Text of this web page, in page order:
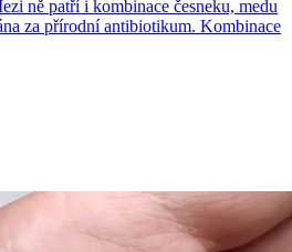
ně patří i kombinace česneku, medu
za přírodní antibiotikum. Kombinace